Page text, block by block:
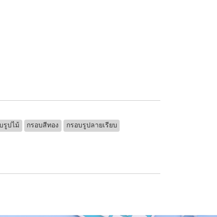
รูปไม้ กรอบสีทอง กรอบรูปลายเรียบ